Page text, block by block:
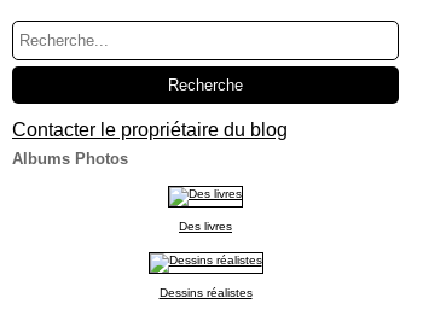
Contacter le propriétaire du blog
Albums Photos
Des livres
Dessins réalistes